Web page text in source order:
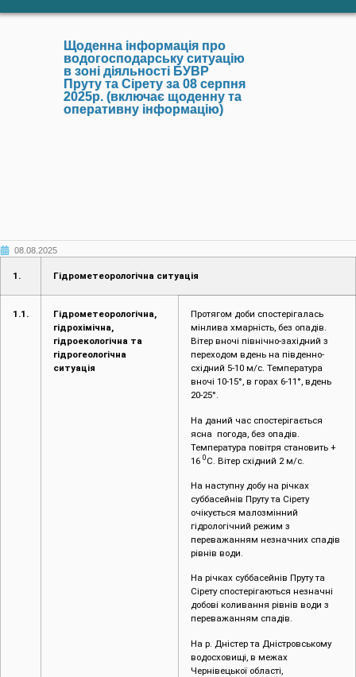
Щоденна інформація про
водогосподарську ситуацію
в зоні діяльності БУВР
Пруту та Сірету за 08 серпня
2025р. (включає щоденну та
оперативну інформацію)
08.08.2025
1. Гідрометеорологічна ситуація
1.1.
Гідрометеорологічна,
гідрохімічна,
гідроекологічна та
гідрогеологічна
ситуація
Протягом доби спостерігалась
мінлива хмарність, без опадів.
Вітер вночі північно-західний з
переходом вдень на південно-
східний 5-10 м/с. Температура
вночі 10-15°, в горах 6-11°, вдень
20-25°.
На даний час спостерігається
ясна погода, без опадів.
Температура повітря становить +
16 0 С. Вітер східний 2 м/с.
На наступну добу на річках
суббасейнів Пруту та Сірету
очікується малозмінний
гідрологічний режим з
переважанням незначних спадів
рівнів води.
На річках суббасейнів Пруту та
Сірету спостерігаються незначні
добові коливання рівнів води з
переважанням спадів.
На р. Дністер та Дністровському
водосховищі, в межах
Чернівецької області,